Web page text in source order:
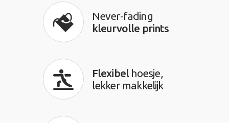
Never-fading
kleurvolle prints
Flexibelhoesje,
lekker makkelijk